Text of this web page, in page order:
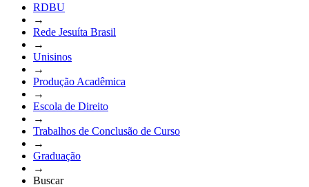
RDBU
→
Rede Jesuíta Brasil
→
Unisinos
→
Produção Acadêmica
→
Escola de Direito
→
Trabalhos de Conclusão de Curso
→
Graduação
→
Buscar